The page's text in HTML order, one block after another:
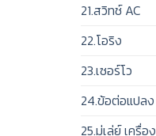
21.สวิทช์ AC
22.โอริง
23.เซอร์โว
24.ข้อต่อแปลง
25.มู่เล่ย์ เครื่อง